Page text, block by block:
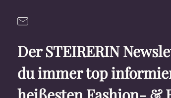
Der STEIRERIN
du immer top